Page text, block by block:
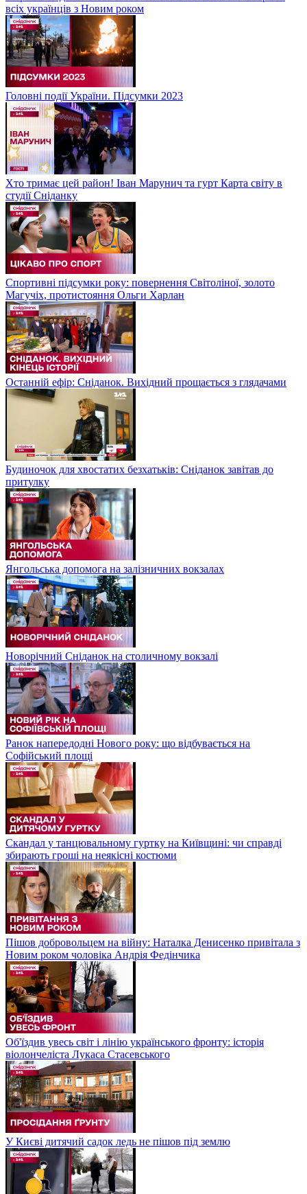
всіх українців з Новим роком
Головні події України. Підсумки 2023
Хто тримає цей район! Іван Марунич та гурт Карта світу в
студії Сніданку
Спортивні підсумки року: повернення Світоліної, золото
Магучіх, протистояння Ольги Харлан
Останній ефір: Сніданок. Вихідний прощається з глядачами
Будиночок для хвостатих безхатьків: Сніданок завітав до
притулку
Янгольська допомога на залізничних вокзалах
Новорічний Сніданок на столичному вокзалі
Ранок напередодні Нового року: що відбувається на
Софійський площі
Скандал у танцювальному гуртку на Київщині: чи справді
збирають гроші на неякісні костюми
Пішов добровольцем на війну: Наталка Денисенко привітала з
Новим роком чоловіка Андрія Федінчика
Об'їздив увесь світ і лінію українського фронту: історія
віолончеліста Лукаса Стасевського
У Києві дитячий садок ледь не пішов під землю